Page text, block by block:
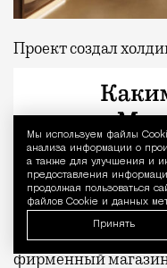
Мы используем файлы
анализа информации о
а также для улучшения и
предоставления
продолжая пользоваться
файлов Cookie и данных
Принять
Проект создал
кондитеры»,
«Красный
Поэтому отдельная
посвящена самым
российским
многие помнят с
Помимо музея в
фирменный